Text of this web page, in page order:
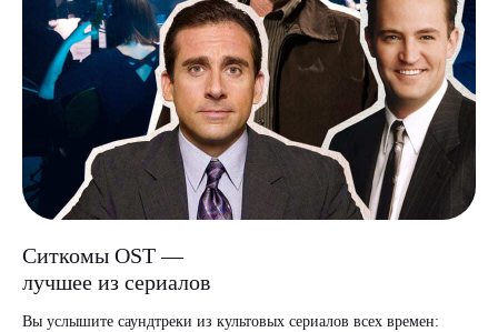
Ситкомы OST —
лучшее из сериалов
Вы услышите саундтреки из культовых сериалов всех времен: